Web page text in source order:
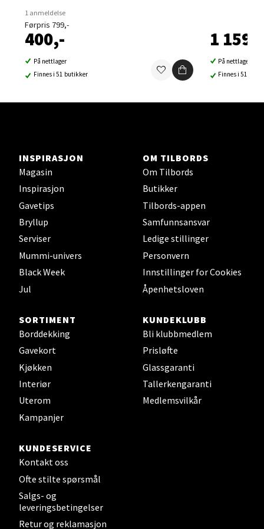
1 anmeldelse
Førpris 799,-
400,-
På nettlager
Finnes i 51 butikker
1 159,-
På nettlager
Finnes i 51
INSPIRASJON
Magasin
Inspirasjon
Gavetips
Bryllup
Serviser
Mummi-univers
Black Week
Jul
OM TILBORDS
Om Tilbords
Butikker
Tilbords-appen
Samfunnsansvar
Ledige stillinger
Personvern
Innstillinger for Cookies
Åpenhetsloven
SORTIMENT
Borddekking
Gavekort
Kjøkken
Interiør
Uterom
Kampanjer
KUNDEKLUBB
Bli klubbmedlem
Prisløfte
Glassgaranti
Tallerkengaranti
Medlemsvilkår
KUNDESERVICE
Kontakt oss
Ofte stilte spørsmål
Salgs- og
leveringsbetingelser
Retur og reklamasjon
Sortland - Sortland Storsenter
Strangata 26, 8400 Sortland
Steinkjer - Thon Senter Steinkjer
Sjøfartsgata 2, 7714 Steinkjer
Leirvik - Stord
Torgbakken 2, 5401 Stord
Åpent i dag 10-17